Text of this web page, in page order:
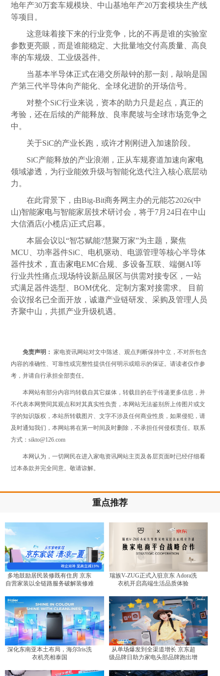
地年产30万套车规模块、中山基地年产20万套模块生产线
等项目。
这意味着接下来的行业竞争，比的不再是谁的实验室
参数更亮眼，而是谁能稳定、大批量地交付高质量 、高良
率的车规级、工业级器件。
当基本半导体正式在港交所敲钟的那一刻，敲响是国
产第三代半导体向产能化、全球化进阶的开场信号。
对整个SiC行业来说，资本的助力只是起点，真正的
考验，还在后续的产能释放、良率爬坡与全球市场竞争之
中。
关于SiC的产业长跑，或许才刚刚进入加速阶段。
SiC产能释放的产业浪潮，正从车规赛道加速向家电
领域渗透，为行业能效升级与智能化迭代注入核心底层动
力。
在此背景下，由Big-Bit商务网主办的元能芯2026(中
山)智能家电与智能家居技术研讨会，将于7月24日在中山
大信酒店(小榄店)正式启幕。
本届会议以“智芯赋能?慧聚万家”为主题，聚焦
MCU、功率器件SiC、电机驱动、电源管理等核心半导体
器件技术，直击家电EMC合规、多设备互联、端侧AI等
行业共性痛点;现场特设新品展区与供需对接专区，一站
式满足器件选型、BOM优化、定制方案对接需求。 目前
会议报名已全面开放，诚邀产业链研发、采购及管理人员
齐聚中山，共抓产业升级机遇。
免责声明： 家电资讯网站对文中陈述、观点判断保持中立，不对所包含
内容的准确性、可靠性或完整性提供任何明示或暗示的保证。请读者仅作参
考，并请自行承担全部责任。
本网站有部分内容均转载自其它媒体，转载目的在于传递更多信息，并
不代表本网赞同其观点和对其真实性负责，本网站无法鉴别所上传图片或文
字的知识版权，本站所转载图片、文字不涉及任何商业性质，如果侵犯，请
及时通知我们，本网站将在第一时间及时删除，不承担任何侵权责任。联系
方式：sikto@126.com
本网认为，一切网民在进入家电资讯网站主页及各层页面时已经仔细看
过本条款并完全同意。敬请谅解。
重点推荐
多地鼓励居民装修既有住房 京东
自营家装以全链路服务破解装修难
瑞族V-ZUG正式入驻京东 Adora洗
衣机开启高端生活品质体验
深化东南亚本土布局，海尔Iris洗
衣机亮相泰国
从单场爆发到全渠道增长 京东超
级品牌日助力家电头部品牌跑出增